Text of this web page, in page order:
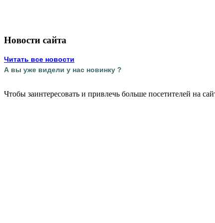
Новости сайта
Читать все новости
А вы уже видели у нас новинку ?
Чтобы заинтересовать и привлечь больше посетителей на